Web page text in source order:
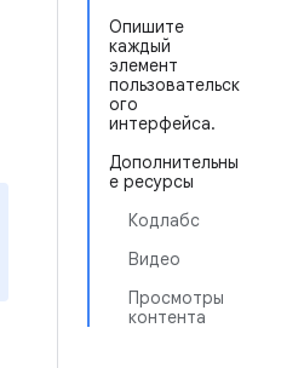
Опишите
каждый
элемент
пользовательск
ого
интерфейса.
Дополнительны
е ресурсы
Кодлабс
Видео
Просмотры
контента